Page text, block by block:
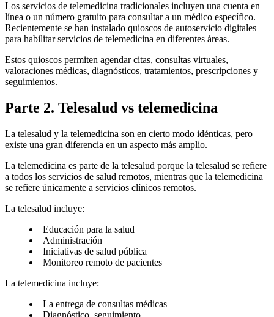
Los servicios de telemedicina tradicionales incluyen una cuenta en
línea o un número gratuito para consultar a un médico específico.
Recientemente se han instalado quioscos de autoservicio digitales
para habilitar servicios de telemedicina en diferentes áreas.
Estos quioscos permiten agendar citas, consultas virtuales,
valoraciones médicas, diagnósticos, tratamientos, prescripciones y
seguimientos.
Parte 2. Telesalud vs telemedicina
La telesalud y la telemedicina son en cierto modo idénticas, pero
existe una gran diferencia en un aspecto más amplio.
La telemedicina es parte de la telesalud porque la telesalud se refiere
a todos los servicios de salud remotos, mientras que la telemedicina
se refiere únicamente a servicios clínicos remotos.
La telesalud incluye:
Educación para la salud
Administración
Iniciativas de salud pública
Monitoreo remoto de pacientes
La telemedicina incluye:
La entrega de consultas médicas
Diagnóstico, seguimiento